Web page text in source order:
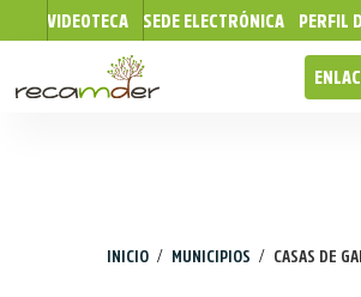
VIDEOTECA SEDE ELECTRÓNICA PERFIL
INICIO / MUNICIPIOS / CASAS DE